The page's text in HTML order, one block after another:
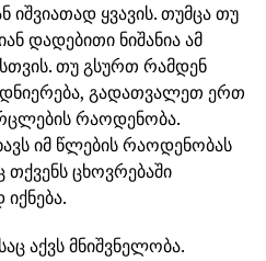
ყვავის. თუმცა თუ
დადებითი ნიშანია ამ
თუ გსურთ რამდენ
გადათვალეთ ერთ
რაოდენობა.
იმ წლების რაოდენობას
ცხოვრებაში
აქვს მნიშვნელობა.